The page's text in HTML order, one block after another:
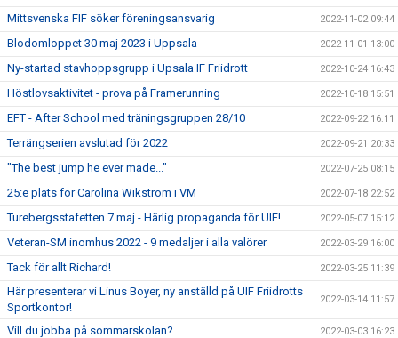
Mittsvenska FIF söker föreningsansvarig 2022-11-02 09:44
Blodomloppet 30 maj 2023 i Uppsala 2022-11-01 13:00
Ny-startad stavhoppsgrupp i Upsala IF Friidrott 2022-10-24 16:43
Höstlovsaktivitet - prova på Framerunning 2022-10-18 15:51
EFT - After School med träningsgruppen 28/10 2022-09-22 16:11
Terrängserien avslutad för 2022 2022-09-21 20:33
"The best jump he ever made..." 2022-07-25 08:15
25:e plats för Carolina Wikström i VM 2022-07-18 22:52
Turebergsstafetten 7 maj - Härlig propaganda för UIF! 2022-05-07 15:12
Veteran-SM inomhus 2022 - 9 medaljer i alla valörer 2022-03-29 16:00
Tack för allt Richard! 2022-03-25 11:39
Här presenterar vi Linus Boyer, ny anställd på UIF Friidrotts
Sportkontor!
2022-03-14 11:57
Vill du jobba på sommarskolan? 2022-03-03 16:23